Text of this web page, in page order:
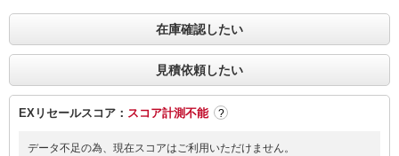
在庫確認したい
見積依頼したい
EXリセールスコア： スコア計測不能 ?
データ不足の為、現在スコアはご利用いただけません。